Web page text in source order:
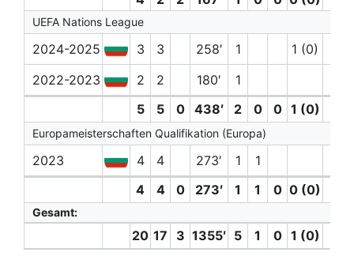
UEFA Nations League
2024-2025 3 3 258′ 1
1 (0)
2022-2023
2 2 180′
1
5
5 0 438′ 2 0 0 1 (0)
Europameisterschaften Qualifikation (Europa)
2023 4 4 273′ 1
1
4
4 0 273′ 1 1 0 0 (0)
Gesamt:
20 17 3 1355′ 5 1 0 1 (0)